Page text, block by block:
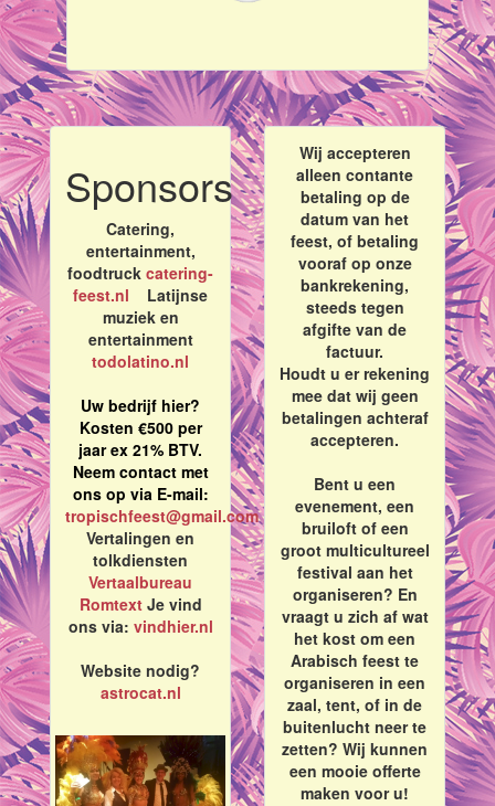
Sponsors
Catering,
entertainment,
foodtruck catering-
feest.nl Latijnse
muziek en
entertainment
todolatino.nl
Uw bedrijf hier?
Kosten €500 per
jaar ex 21% BTV.
Neem contact met
ons op via E-mail:
tropischfeest@gmail.com
Vertalingen en
tolkdiensten
Vertaalbureau
RomtextJe vind
ons via: vindhier.nl
Website nodig?
astrocat.nl
Wij accepteren
alleen contante
betaling op de
datum van het
feest, of betaling
vooraf op onze
bankrekening,
steeds tegen
afgifte van de
factuur.
Houdt u er rekening
mee dat wij geen
betalingen achteraf
accepteren.
Bent u een
evenement, een
bruiloft of een
groot multicultureel
festival aan het
organiseren? En
vraagt u zich af wat
het kost om een
Arabisch feest te
organiseren in een
zaal, tent, of in de
buitenlucht neer te
zetten? Wij kunnen
een mooie offerte
maken voor u!